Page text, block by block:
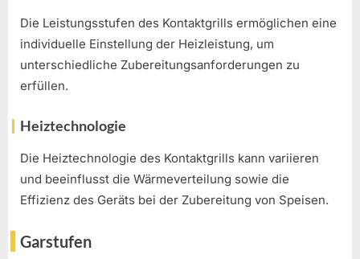
Die Leistungsstufen des Kontaktgrills ermöglichen eine
individuelle Einstellung der Heizleistung, um
unterschiedliche Zubereitungsanforderungen zu
erfüllen.
Heiztechnologie
Die Heiztechnologie des Kontaktgrills kann variieren
und beeinflusst die Wärmeverteilung sowie die
Effizienz des Geräts bei der Zubereitung von Speisen.
Garstufen